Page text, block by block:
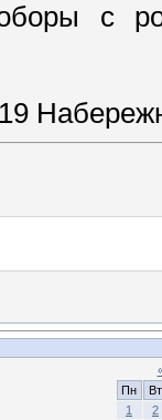
с
Пн
Вт
1
2